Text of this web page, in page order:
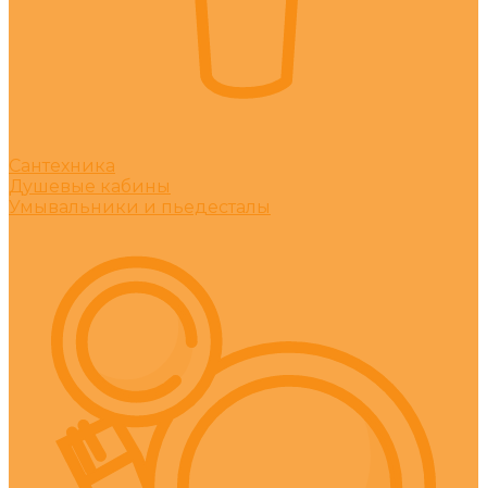
Сантехника
Душевые кабины
Умывальники и пьедесталы